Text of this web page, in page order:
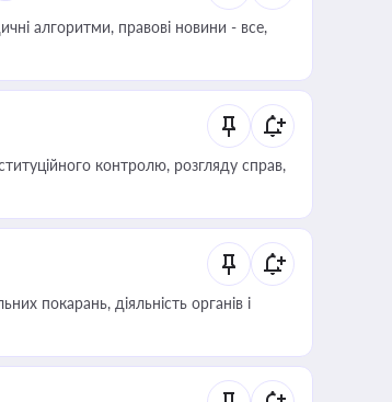
алгоритми, правові новини - все,
контролю, розгляду справ,
покарань, діяльність органів і